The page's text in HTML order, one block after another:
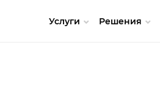
Услуги Решения